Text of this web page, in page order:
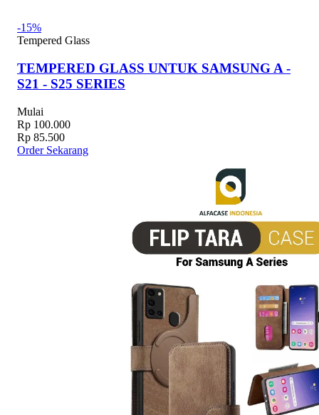
-15%
Tempered Glass
TEMPERED GLASS UNTUK SAMSUNG A -
S21 - S25 SERIES
Mulai
Rp 100.000
Rp 85.500
Order Sekarang